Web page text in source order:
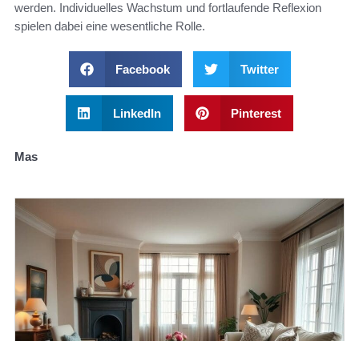
werden. Individuelles Wachstum und fortlaufende Reflexion
spielen dabei eine wesentliche Rolle.
Facebook Twitter
LinkedIn Pinterest
Mas